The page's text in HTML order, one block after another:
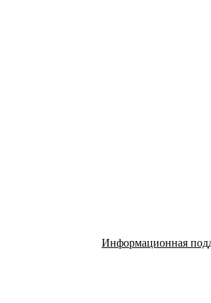
Информационная